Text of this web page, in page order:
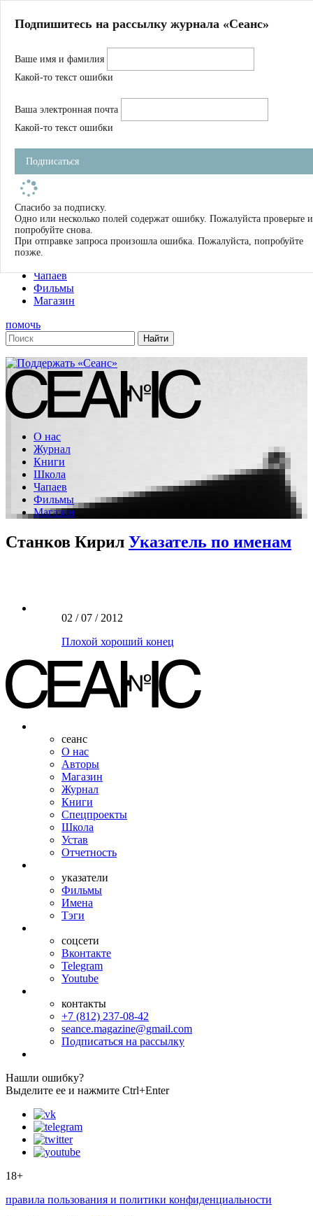
Магазин
Журнал
Школа
Устав
Фильмы
Имена
Тэги
О нас
Журнал
Книги
Чапаев
Фильмы
Магазин
помочь
О нас
Журнал
Книги
Школа
Чапаев
Фильмы
Магазин
Станков Кирил Указатель по именам
02 / 07 / 2012
Плохой хороший конец
сеанс
О нас
Авторы
Магазин
Журнал
Книги
Спецпроекты
Школа
Устав
Отчетность
указатели
Фильмы
Имена
Тэги
соцсети
Вконтакте
Telegram
Youtube
контакты
+7 (812) 237-08-42
seance.magazine@gmail.com
Подписаться на рассылку
Подпишитесь на рассылку журнала «Сеанс»
Ваше имя и фамилия
Какой-то текст ошибки
Ваша электронная почта
Какой-то текст ошибки
Подписаться
Спасибо за подписку.
Одно или несколько полей содержат ошибку. Пожалуйста проверьте и
попробуйте снова.
При отправке запроса произошла ошибка. Пожалуйста, попробуйте
позже.
Нашли ошибку?
Выделите ее и нажмите Ctrl+Enter
18+
правила пользования и политики конфиденциальности